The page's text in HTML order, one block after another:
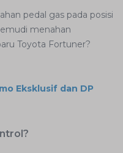
pedal gas pada posisi
menahan
Toyota Fortuner?
Eksklusif dan DP